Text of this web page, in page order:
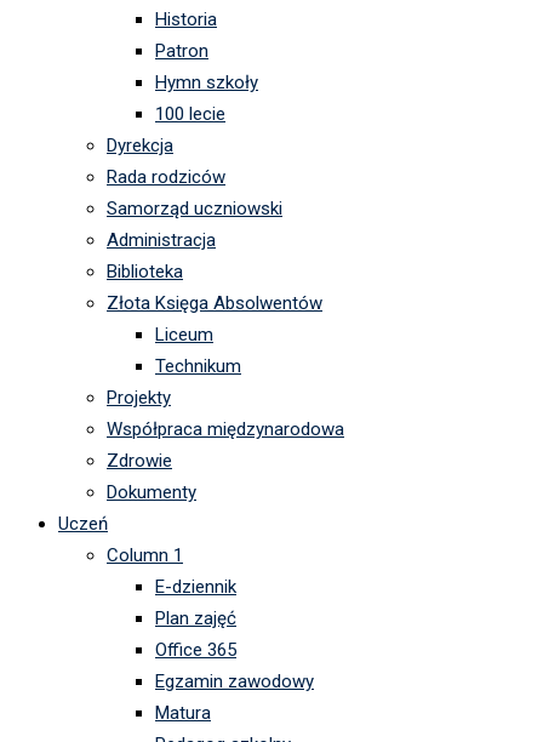
Historia
Patron
Hymn szkoły
100 lecie
Dyrekcja
Rada rodziców
Samorząd uczniowski
Administracja
Biblioteka
Złota Księga Absolwentów
Liceum
Technikum
Projekty
Współpraca międzynarodowa
Zdrowie
Dokumenty
Uczeń
Column 1
E-dziennik
Plan zajęć
Office 365
Egzamin zawodowy
Matura